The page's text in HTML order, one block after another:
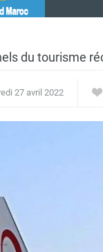
du tourisme
27 avril 2022